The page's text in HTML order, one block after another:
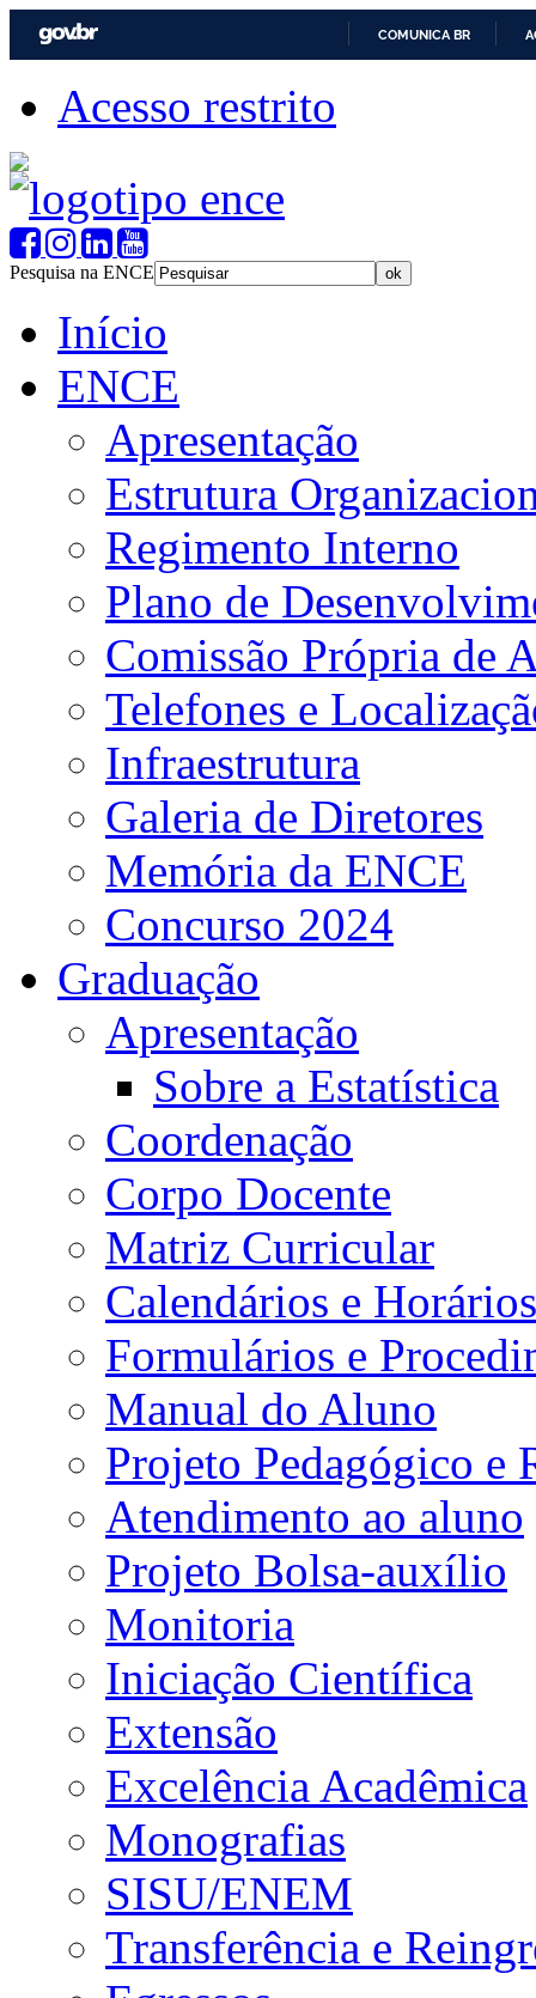
COMUNICA BR
Acesso restrito
Pesquisa na ENCE
Início
ENCE
Apresentação
Estrutura
Regimento Interno
Plano de
Comissão Própria de
Telefones e
Infraestrutura
Galeria de Diretores
Memória da ENCE
Concurso 2024
Graduação
Apresentação
Sobre a Estatística
Coordenação
Corpo Docente
Matriz Curricular
Calendários e Horários
Formulários e
Manual do Aluno
Projeto Pedagógico e
Atendimento ao aluno
Projeto Bolsa-auxílio
Monitoria
Iniciação Científica
Extensão
Excelência Acadêmica
Monografias
SISU/ENEM
Transferência e